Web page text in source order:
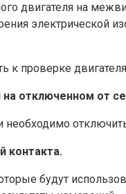
двигателя на
электрической
к проверке
отключенном от
отключить
контакта.
будут